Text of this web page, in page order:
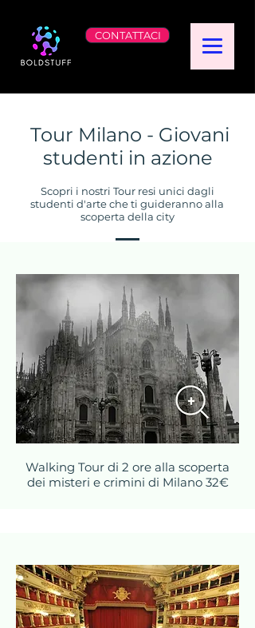
CONTATTACI
Tour Milano - Giovani
studenti in azione
Scopri i nostri Tour resi unici dagli
studenti d'arte che ti guideranno alla
scoperta della city
Walking Tour di 2 ore alla scoperta
dei misteri e crimini di Milano32€